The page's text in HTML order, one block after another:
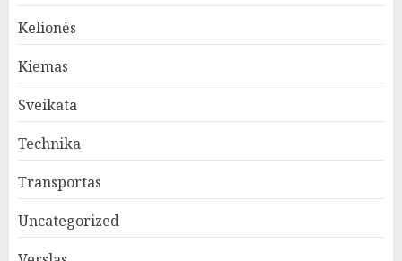
Kelionės
Kiemas
Sveikata
Technika
Transportas
Uncategorized